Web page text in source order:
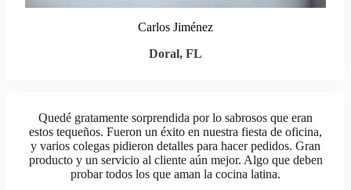
Carlos Jiménez
Doral, FL
Quedé gratamente sorprendida por lo sabrosos que eran
estos tequeños. Fueron un éxito en nuestra fiesta de oficina,
y varios colegas pidieron detalles para hacer pedidos. Gran
producto y un servicio al cliente aún mejor. Algo que deben
probar todos los que aman la cocina latina.